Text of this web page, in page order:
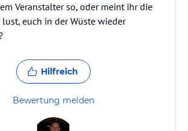
Veranstalter so, oder meint ihr die
euch in der Wüste wieder
Hilfreich
Bewertung melden